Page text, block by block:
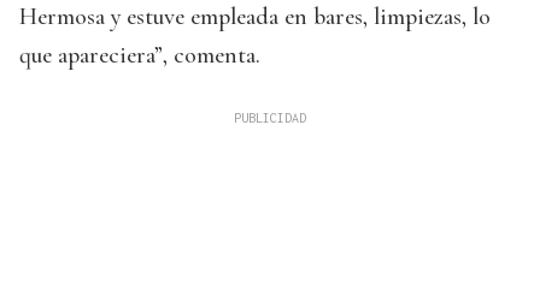
Hermosa y estuve empleada en bares, limpiezas, lo
que apareciera”, comenta.